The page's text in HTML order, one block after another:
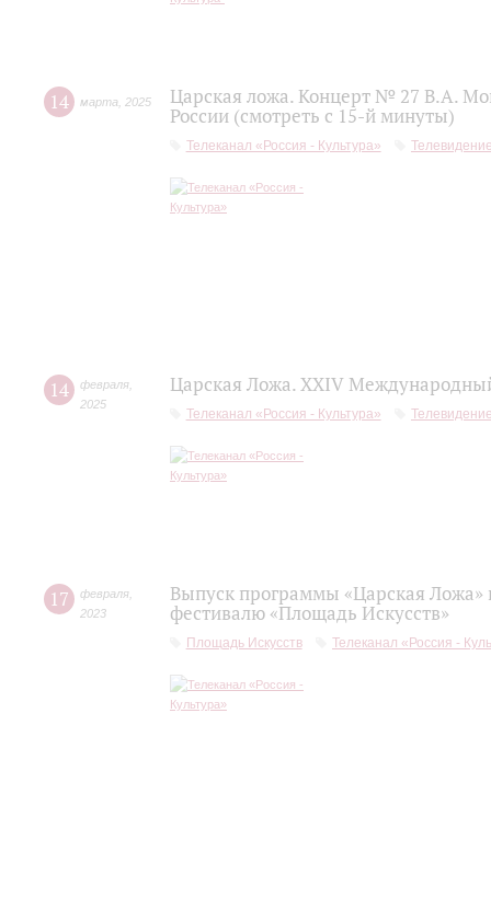
14 марта 2025
Царская ложа. Концерт № 27 В.А.
России (смотреть с 15-й минуты)
Телеканал «Россия - Культура»
14 февраля
2025
Царская Ложа. XXIV
Телеканал «Россия - Культура»
17 февраля
2023
Выпуск программы «Царская
фестивалю «Площадь Искусств»
Площадь Искусств Телеканал «Россия -